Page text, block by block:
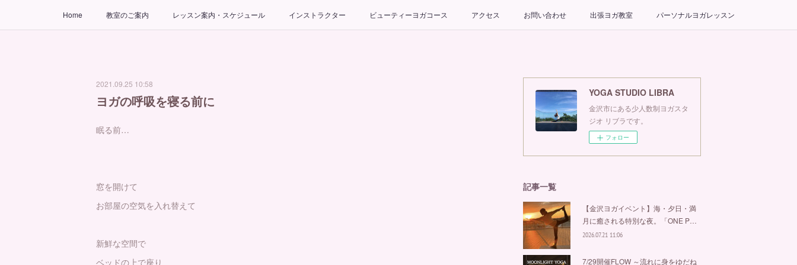
Home 教室のご案内 レッスン案内・スケジュール インストラクター ビューティーヨガコース アクセス お問い合わせ 出張ヨガ教室 パーソナルヨガレッスン
2021.09.25 10:58
ヨガの呼吸を寝る前に
眠る前…
窓を開けて
お部屋の空気を入れ替えて
新鮮な空間で
ベッドの上で座り
YOGA STUDIO LIBRA
金沢市にある少人数制ヨガスタ
ジオ リブラです。
フォロー
記事一覧
【金沢ヨガイベント】海・夕日・満
月に癒される特別な夜。「ONE P…
2026.07.21 11:06
7/29開催FLOW ～流れに身をゆだね